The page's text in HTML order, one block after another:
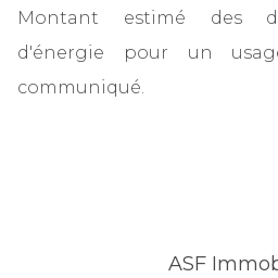
Montant estimé des
d'énergie pour un
communiqué.
ASF